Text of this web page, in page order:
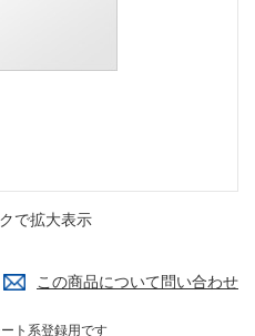
で拡大表示
この商品について問い合わせ
ト系登録用です